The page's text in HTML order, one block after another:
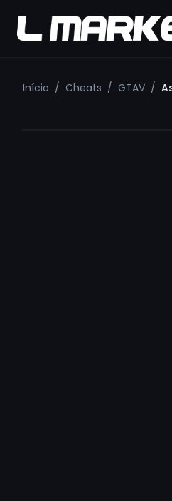
Início / Cheats / GTAV /